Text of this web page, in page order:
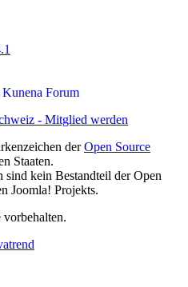
Kunena Forum
derOpen Source
Staaten.
sind kein Bestandteil der Open
Joomla! Projekts.